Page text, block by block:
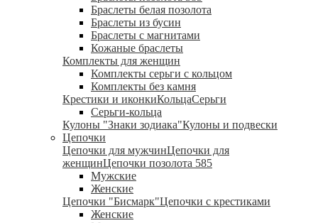
Браслеты белая позолота
Браслеты из бусин
Браслеты с магнитами
Кожаные браслеты
Комплекты для женщин
Комплекты серьги с кольцом
Комплекты без камня
Крестики и иконкиКольцаСерьги
Серьги-кольца
Кулоны "Знаки зодиака"Кулоны и подвески
Цепочки
Цепочки для мужчинЦепочки для
женщинЦепочки позолота 585
Мужские
Женские
Цепочки "Бисмарк"Цепочки с крестиками
Женские